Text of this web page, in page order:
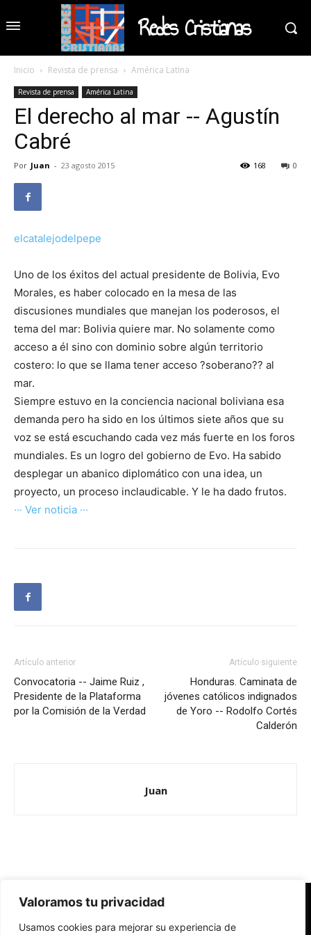
Valoramos tu privacidad
Usamos cookies para mejorar su experiencia de
Redes Cristianas
Inicio Revista de prensa América Latina
Revista de prensa América Latina
El derecho al mar -- Agustín
Cabré
Por Juan - 23 agosto 2015 0
168
elcatalejodelpepe
Uno de los éxitos del actual presidente de Bolivia, Evo
Morales, es haber colocado en la mesa de las
discusiones mundiales que manejan los poderosos, el
tema del mar: Bolivia quiere mar. No solamente como
acceso a él sino con dominio sobre algún territorio
costero: lo que se llama tener acceso ?soberano?? al
mar.
Siempre estuvo en la conciencia nacional boliviana esa
demanda pero ha sido en los últimos siete años que su
voz se está escuchando cada vez más fuerte en los foros
mundiales. Es un logro del gobierno de Evo. Ha sabido
desplegar un abanico diplomático con una idea, un
proyecto, un proceso inclaudicable. Y le ha dado frutos.
··· Ver noticia ···
Artículo anterior
Convocatoria -- Jaime Ruiz ,
Presidente de la Plataforma
por la Comisión de la Verdad
Artículo siguiente
Honduras. Caminata de
jóvenes católicos indignados
de Yoro -- Rodolfo Cortés
Calderón
Juan
Redes Cristianas
Una mirada alternativa sobre la Iglesia católica y la sociedad